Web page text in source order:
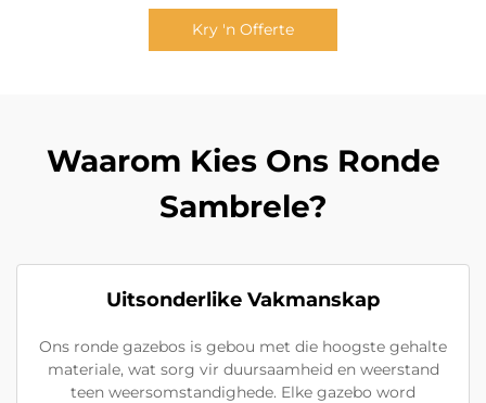
Kry 'n Offerte
Waarom Kies Ons Ronde
Sambrele?
Uitsonderlike Vakmanskap
Ons ronde gazebos is gebou met die hoogste gehalte
materiale, wat sorg vir duursaamheid en weerstand
teen weersomstandighede. Elke gazebo word